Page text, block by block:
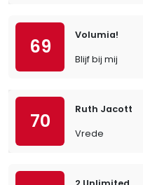
69
Volumia!
Blijf bij mij
70
Ruth Jacott
Vrede